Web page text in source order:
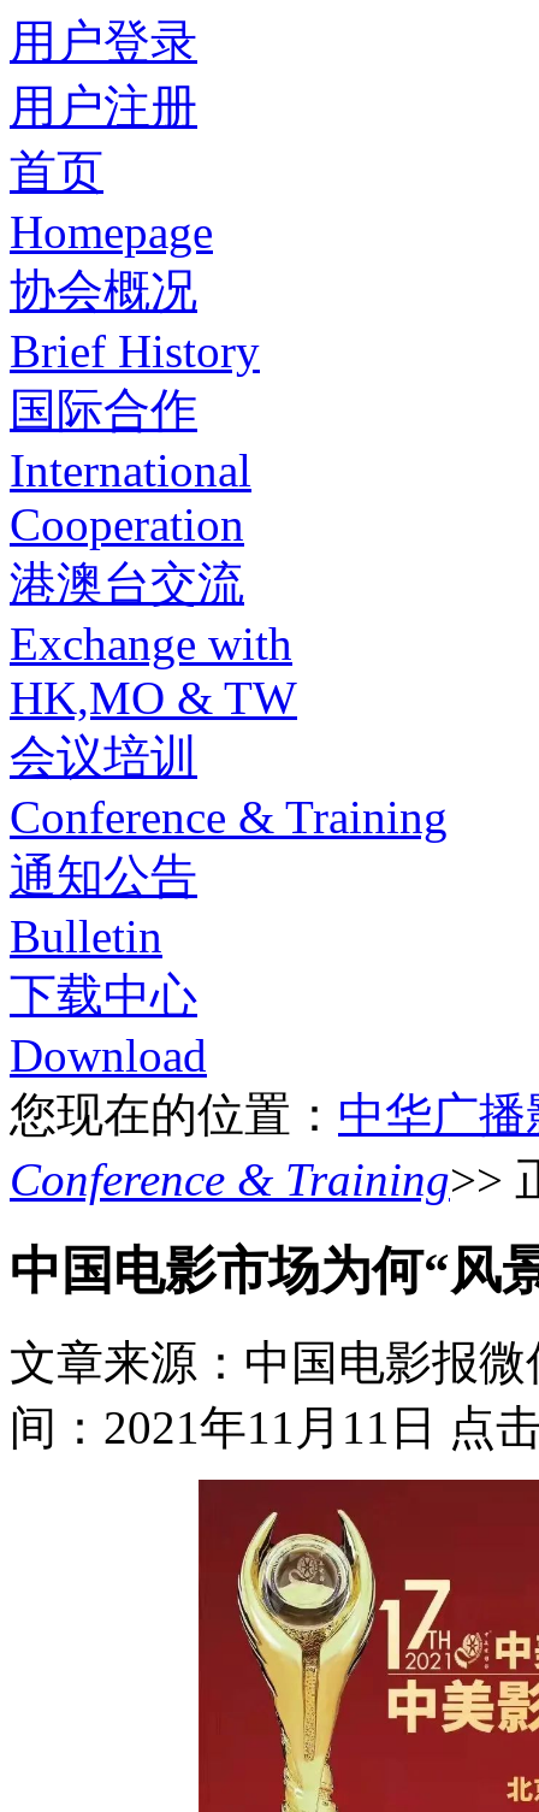
用户登录
用户注册
首页
Homepage
协会概况
Brief History
国际合作
International
Cooperation
港澳台交流
Exchange with
HK,MO & TW
会议培训
Conference & Training
通知公告
Bulletin
下载中心
Download
您现在的位置： 中华广
Conference & Training>>
中国电影市场为何“风
文章来源：中国电影报
间：2021年11月11日 点